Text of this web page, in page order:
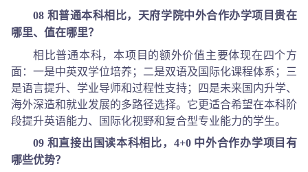
08 和普通本科相比，天府学院中外合作办学项目贵在
哪里、值在哪里？
相比普通本科，本项目的额外价值主要体现在四个方
面：一是中英双学位培养；二是双语及国际化课程体系；三
是语言提升、学业导师和过程性支持；四是未来国内升学、
海外深造和就业发展的多路径选择。它更适合希望在本科阶
段提升英语能力、国际化视野和复合型专业能力的学生。
09 和直接出国读本科相比，4+0 中外合作办学项目有
哪些优势？